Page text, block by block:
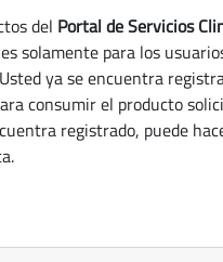
del Portal de Servicios
solamente para los
ya se encuentra
consumir el producto
registrado, puede